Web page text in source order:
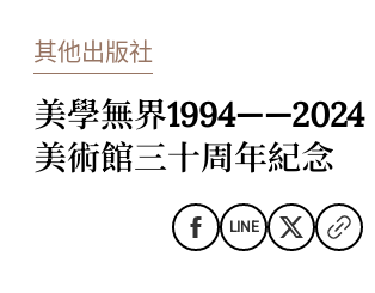
其他出版社
美學無界1994——2024
美術館三十周年紀念
LINE